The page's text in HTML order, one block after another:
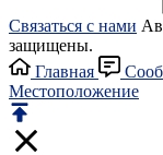
Связаться с нами
защищены.
Главная
Местоположение